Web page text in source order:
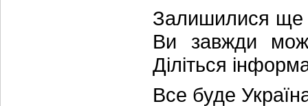
Залишилися ще
Ви завжди
Діліться
Все буде